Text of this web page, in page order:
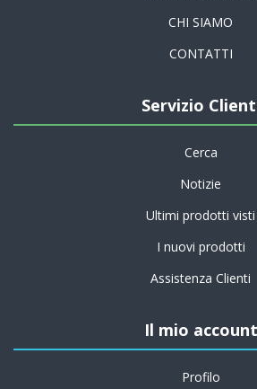
CHI SIAMO
CONTATTI
Servizio
Cerca
Notizie
Ultimi prodotti visti
I nuovi prodotti
Assistenza Clienti
Il mio account
Profilo